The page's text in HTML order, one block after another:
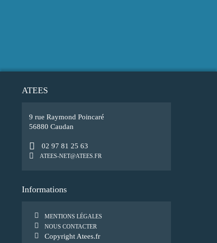
ATEES
9 rue Raymond Poincaré
56880 Caudan
02 97 81 25 63
ATEES-NET@ATEES.FR
Informations
MENTIONS LÉGALES
NOUS CONTACTER
Copyright Atees.fr